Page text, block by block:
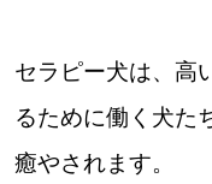
道央
セラピー犬は、高
るために働く犬た
癒やされます。